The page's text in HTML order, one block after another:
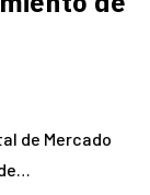
de Mercado